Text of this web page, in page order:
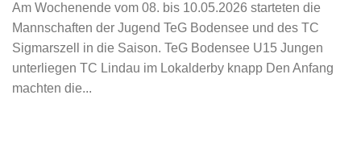
Am Wochenende vom 08. bis 10.05.2026 starteten die
Mannschaften der Jugend TeG Bodensee und des TC
Sigmarszell in die Saison. TeG Bodensee U15 Jungen
unterliegen TC Lindau im Lokalderby knapp Den Anfang
machten die...